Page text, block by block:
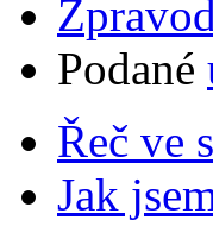
Podané
Řeč ve
Jak